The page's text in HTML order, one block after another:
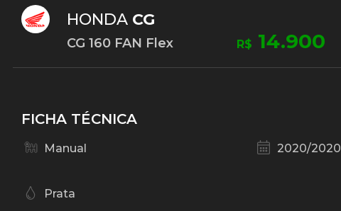
HONDA CG
CG 160 FAN Flex R$ 14.900
FICHA TÉCNICA
Manual 2020/2020
Prata